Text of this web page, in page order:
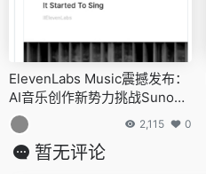
ElevenLabs Music震撼发布：
AI音乐创作新势力挑战Suno地
位，音乐人面临变革
2,115 0
暂无评论